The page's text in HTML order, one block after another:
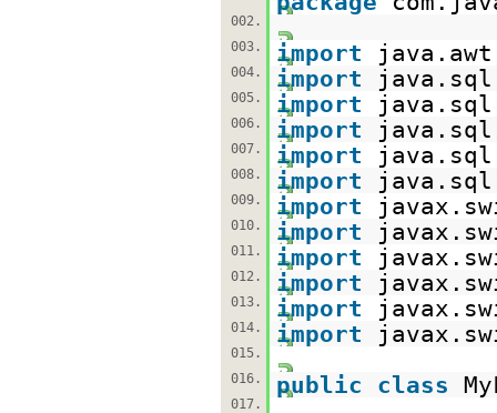
002.
003.
import
004. import
005. import
006. import
007. import
008. import
009. import
010. import
011. import
012. import
013. import
014. import
015.
016.
public class
017.